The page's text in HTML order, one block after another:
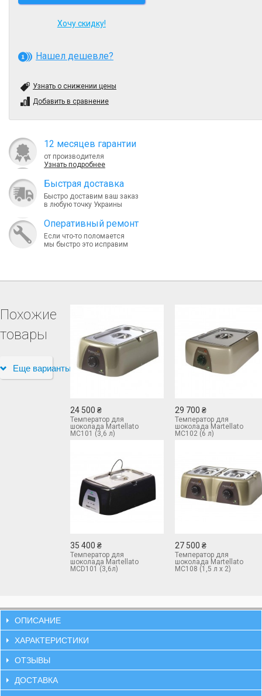
Хочу скидку!
Нашел дешевле?
Узнать о снижении цены
Добавить в сравнение
12 месяцев гарантии
от производителя
Узнать подробнее
Быcтрая доставка
Быстро доставим ваш заказ
в любую точку Украины
Оперативный ремонт
Если что-то поломается
мы быстро это исправим
Похожие
товары
Еще варианты
24 500 ₴
Температор для
шоколада Martellato
MC101 (3,6 л)
29 700 ₴
Температор для
шоколада Martellato
MC102 (6 л)
35 400 ₴
Температор для
шоколада Martellato
MCD101 (3,6л)
27 500 ₴
Температор для
шоколада Martellato
MC108 (1,5 л x 2)
ОПИСАНИЕ
ХАРАКТЕРИСТИКИ
ОТЗЫВЫ
ДОСТАВКА